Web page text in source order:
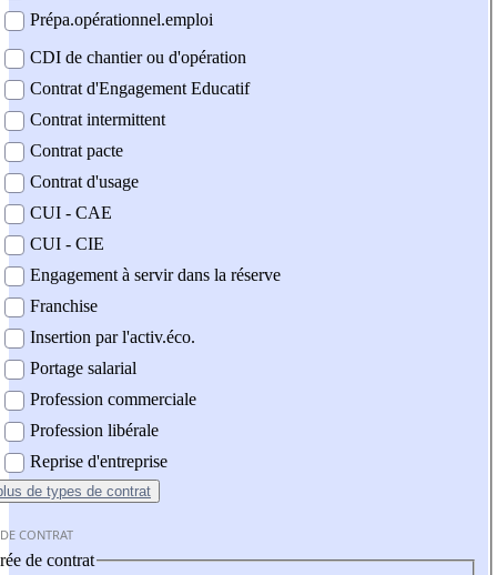
Prépa.opérationnel.emploi
CDI de chantier ou d'opération
Contrat d'Engagement Educatif
Contrat intermittent
Contrat pacte
Contrat d'usage
CUI - CAE
CUI - CIE
Engagement à servir dans la réserve
Franchise
Insertion par l'activ.éco.
Portage salarial
Profession commerciale
Profession libérale
Reprise d'entreprise
de types de contrat
CONTRAT
de contrat